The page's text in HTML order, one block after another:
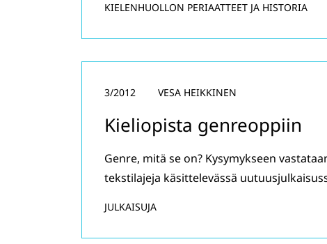
KIELENHUOLLON PERIAATTEET JA HISTORIA
Kieliopista genreoppiin
3/2012 VESA HEIKKINEN
Genre, mitä se on? Kysymykseen
tekstilajeja käsittelevässä
JULKAISUJA